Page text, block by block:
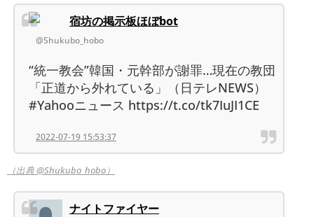
宿坊の掲示板ほぼbot
@Shukubo_hobo
“統一教会”韓国・元幹部が謝罪…現在の教団
「正道から外れている」（日テレNEWS）
#Yahooニュース https://t.co/tk7IuJI1CE
2022-07-19 15:53:37
（出典 @Shukubo_hobo）
ナイトファイヤー